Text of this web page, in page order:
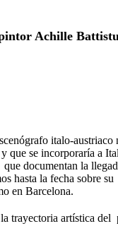
Achille
italo-
que se incorporaría a
documentan la
hasta la fecha sobre
en Barcelona.
trayectoria artística del